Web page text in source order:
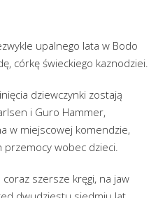
upalnego lata w Bodo
córkę świeckiego kaznodziei.
dziewczynki zostają
i Guro Hammer,
w miejscowej komendzie,
przemocy wobec dzieci.
szersze kręgi, na jaw